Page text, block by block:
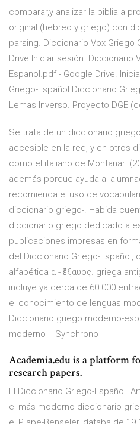
comparar,y analizar la biblia a
original (hebreo y griego) con
parsing. Diccionario Vox Griego
Drive Iniciar sesión. Diccionario
Espanol.pdf - Google Drive.
Griego-Español Diccionario
Lemas Inverso. Proyecto DGE
Se trata de un diccionario
accesible en la red, y en otros
como el italiano de Montanari
además porque ayuda al
recomienda el uso de
diccionario griego-. Habida
diccionario griego dedicado a
publicaciones impresas en
del Diccionario Griego-Español,
alfabética α - ἔξαυος. griega
incluye ya cerca de 60.000
el conocimiento de lenguas
Diccionario griego moderno-
moderno = Synchrono
Academia.edu is a platform
research papers.
El Diccionario Griego-Español.
el más moderno diccionario